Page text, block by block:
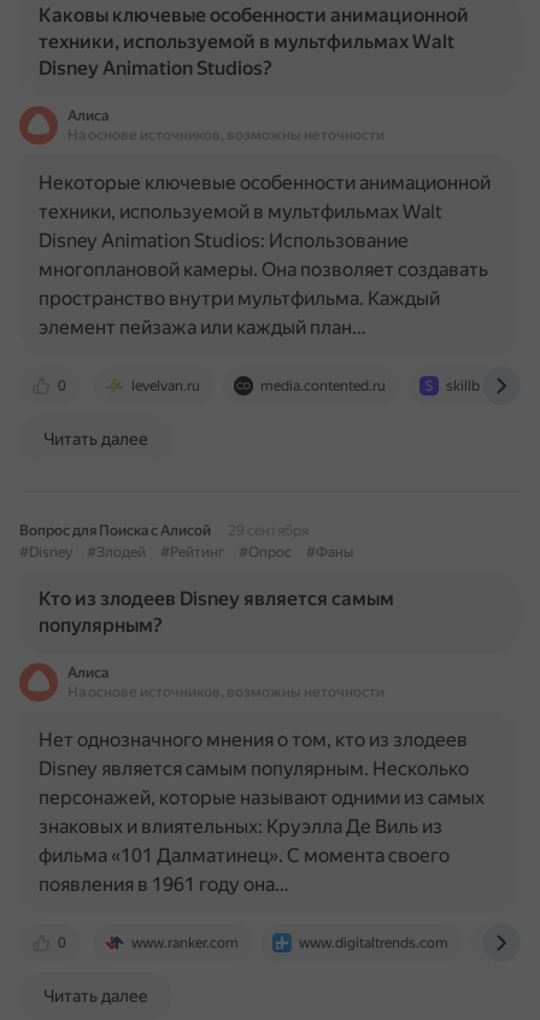
Каковы ключевые особенности анимационной
техники, используемой в мультфильмах Walt
Disney Animation Studios?
Алиса
На основе источников, возможны неточности
0 levelvan.ru media.contented.ru skillbox.ru
Некоторые ключевые особенности анимационной
техники, используемой в мультфильмах Walt
Disney Animation Studios: Использование
многоплановой камеры. Она позволяет создавать
пространство внутри мультфильма. Каждый
элемент пейзажа или каждый план…
Читать далее
Вопрос для Поиска с Алисой
29 сентября
#Disney
#Злодей #Рейтинг #Опрос #Фаны
Кто из злодеев Disney является самым
популярным?
Алиса
На основе источников, возможны неточности
0 www.ranker.com www.digitaltrends.com
Нет однозначного мнения о том, кто из злодеев
Disney является самым популярным. Несколько
персонажей, которые называют одними из самых
знаковых и влиятельных: Круэлла Де Виль из
фильма «101 Далматинец». С момента своего
появления в 1961 году она…
Читать далее